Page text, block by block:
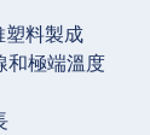
塑料製成
和極端溫度